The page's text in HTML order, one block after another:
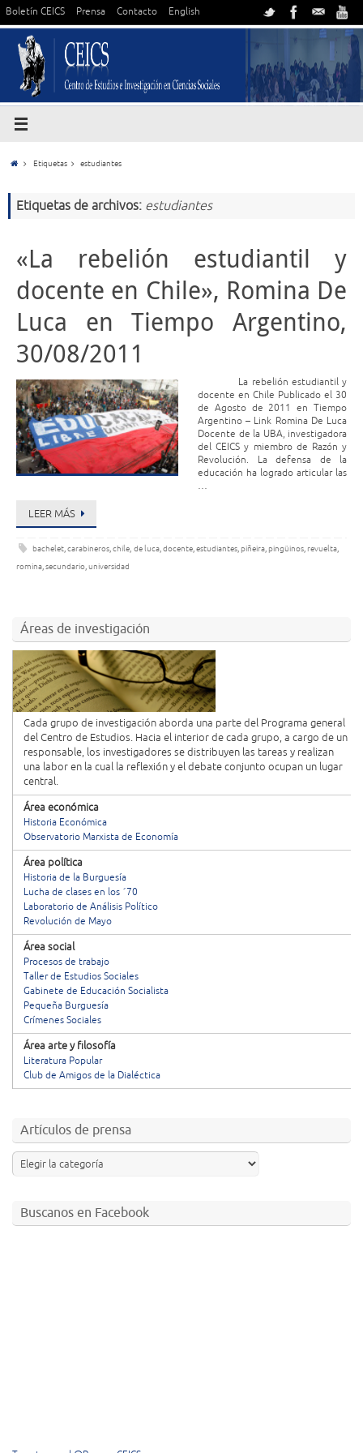
Boletín CEICS Prensa Contacto English
Etiquetas estudiantes
Etiquetas de archivos: estudiantes
«La rebelión estudiantil y
docente en Chile», Romina De
Luca en Tiempo Argentino,
30/08/2011
La rebelión estudiantil y
docente en Chile Publicado el 30
de Agosto de 2011 en Tiempo
Argentino – Link Romina De Luca
Docente de la UBA, investigadora
del CEICS y miembro de Razón y
Revolución. La defensa de la
educación ha logrado articular las
…
LEER MÁS
bachelet,carabineros,chile, de luca,docente,estudiantes, piñeira, pingüinos, revuelta,
romina,secundario,universidad
Áreas de investigación
Cada grupo de investigación aborda una parte del Programa general
del Centro de Estudios. Hacia el interior de cada grupo, a cargo de un
responsable, los investigadores se distribuyen las tareas y realizan
una labor en la cual la reflexión y el debate conjunto ocupan un lugar
central.
Área económica
Historia Económica
Observatorio Marxista de Economía
Área política
Historia de la Burguesía
Lucha de clases en los ´70
Laboratorio de Análisis Político
Revolución de Mayo
Área social
Procesos de trabajo
Taller de Estudios Sociales
Gabinete de Educación Socialista
Pequeña Burguesía
Crímenes Sociales
Área arte y filosofía
Literatura Popular
Club de Amigos de la Dialéctica
Artículos de prensa
Buscanos en Facebook